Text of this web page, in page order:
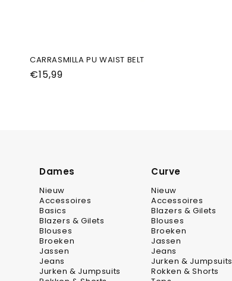
CARRASMILLA PU WAIST BELT
Normale
€15,99
Dames
Nieuw
Accessoires
Basics
Blazers & Gilets
Blouses
Broeken
Jassen
Jeans
Jurken & Jumpsuits
Curve
Nieuw
Accessoires
Blazers & Gilets
Blouses
Broeken
Jassen
Jeans
Jurken & Jumpsuits
Rokken & Shorts